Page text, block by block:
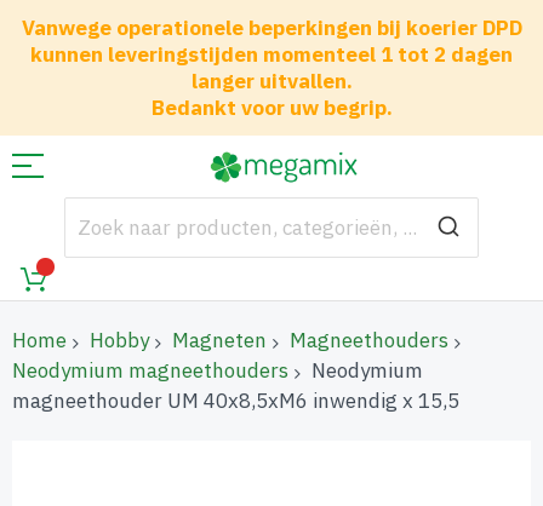
Vanwege operationele beperkingen bij koerier DPD
kunnen leveringstijden momenteel 1 tot 2 dagen
langer uitvallen.
Bedankt voor uw begrip.
Home Hobby Magneten
Magneethouders
Neodymium magneethouders
Neodymium
magneethouder UM 40x8,5xM6 inwendig x 15,5